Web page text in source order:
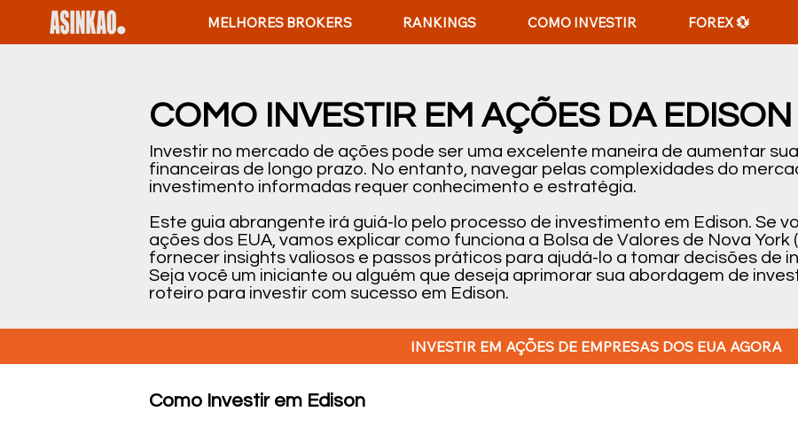
MELHORES BROKERS RANKINGS COMO INVESTIR FOREX 💱
COMO INVESTIR EM AÇÕES DA EDISON
Investir no mercado de ações pode ser uma excelente maneira de aumentar
financeiras de longo prazo. No entanto, navegar pelas complexidades do
investimento informadas requer conhecimento e estratégia.
Este guia abrangente irá guiá-lo pelo processo de investimento em Edison. Se
ações dos EUA, vamos explicar como funciona a Bolsa de Valores de Nova York
fornecer insights valiosos e passos práticos para ajudá-lo a tomar decisões de
Seja você um iniciante ou alguém que deseja aprimorar sua abordagem de
roteiro para investir com sucesso em Edison.
Como Investir em Edison
INVESTIR EM AÇÕES DE EMPRESAS DOS EUA AGORA